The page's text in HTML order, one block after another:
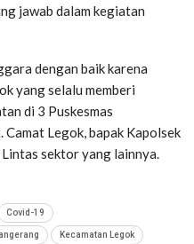
jawab dalam kegiatan
dengan baik karena
yang selalu memberi
di 3 Puskesmas
Camat Legok, bapak Kapolsek
sektor yang lainnya.
Covid-19
Kecamatan Legok